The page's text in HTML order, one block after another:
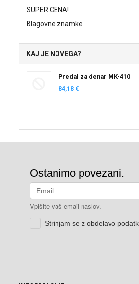
SUPER CENA!
Blagovne znamke
KAJ JE NOVEGA?
Predal za denar MK-410
84,18 €